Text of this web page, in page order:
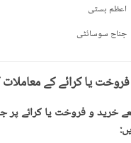
اعظم بستی
جناح سوسائٹی
یا کرائے کے
خرید و فروخت یا کرائے پر